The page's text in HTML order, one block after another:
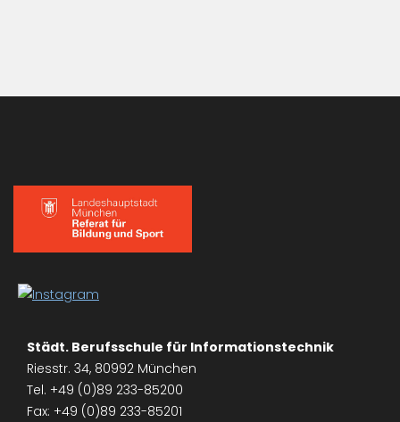
Städt. Berufsschule für Informationstechnik
Riesstr. 34, 80992 München
Tel. +49 (0)89 233-85200
Fax: +49 (0)89 233-85201